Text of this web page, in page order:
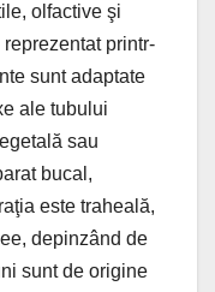
olfactive şi
printr-
sunt adaptate
ale tubului
sau
bucal,
este traheală,
depinzând de
sunt de origine